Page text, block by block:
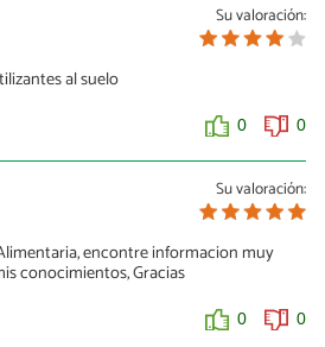
Su valoración:
al suelo
0 0
Su valoración:
encontre informacion muy
conocimientos, Gracias
0 0